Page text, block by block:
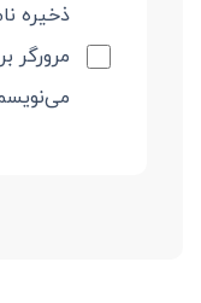
ذخیره
مرورگر